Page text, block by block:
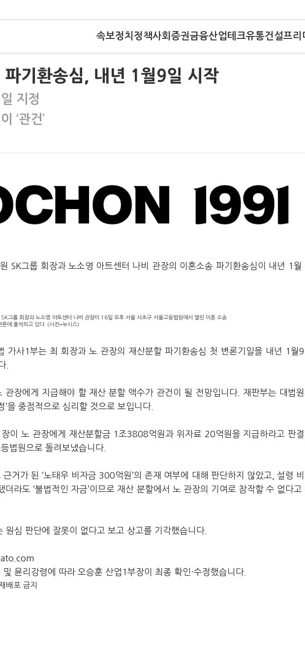
속보정치 정책사회 증권금융산업테크유통건설프리
파기환송심, 내년 1월9일 시작
지정
‘관건’
SK그룹 회장과 노소영 아트센터 나비 관장의 이혼소송 파기환송심이 내년 1월
그룹 회장과 노소영 아트센터 나비 관장이 16일 오후 서울 서초구 서울고등법원에서 열린 이혼 소송
론에 출석하고 있다. (사진=뉴시스)
가사1부는 최 회장과 노 관장의 재산분할 파기환송심 첫 변론기일을 내년 1월9
.
관장에게 지급해야 할 재산 분할 액수가 관건이 될 전망입니다. 재판부는 대법원
’을 중점적으로 심리할 것으로 보입니다.
이 노 관장에게 재산분할금 1조3808억원과 위자료 20억원을 지급하라고 판
법원으로 돌려보냈습니다.
거가 된 ‘노태우 비자금 300억원’의 존재 여부에 대해 판단하지 않았고, 설령
더라도 ‘불법적인 자금’이므로 재산 분할에서 노 관장의 기여로 참작할 수 없다고
심 판단에 잘못이 없다고 보고 상고를 기각했습니다.
윤리강령에 따라 오승훈 산업1부장이 최종 확인·수정했습니다.
배포 금지